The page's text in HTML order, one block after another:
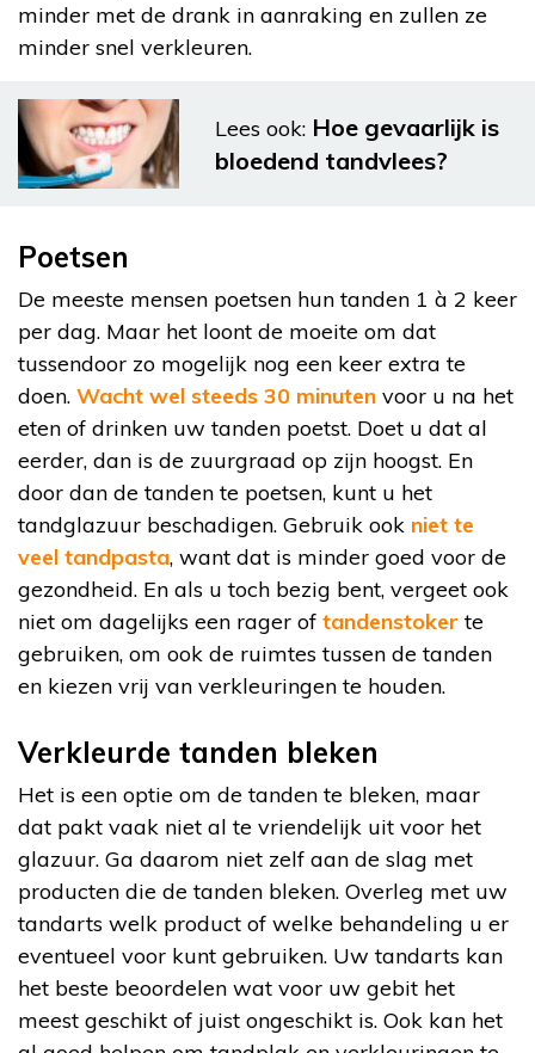
minder met de drank in aanraking en zullen ze
minder snel verkleuren.
Lees ook: Hoe gevaarlijk is
bloedend tandvlees?
Poetsen
De meeste mensen poetsen hun tanden 1 à 2 keer
per dag. Maar het loont de moeite om dat
tussendoor zo mogelijk nog een keer extra te
doen. Wacht wel steeds 30 minuten voor u na het
eten of drinken uw tanden poetst. Doet u dat al
eerder, dan is de zuurgraad op zijn hoogst. En
door dan de tanden te poetsen, kunt u het
tandglazuur beschadigen. Gebruik ook niet te
veel tandpasta, want dat is minder goed voor de
gezondheid. En als u toch bezig bent, vergeet ook
niet om dagelijks een rager of tandenstoker te
gebruiken, om ook de ruimtes tussen de tanden
en kiezen vrij van verkleuringen te houden.
Verkleurde tanden bleken
Het is een optie om de tanden te bleken, maar
dat pakt vaak niet al te vriendelijk uit voor het
glazuur. Ga daarom niet zelf aan de slag met
producten die de tanden bleken. Overleg met uw
tandarts welk product of welke behandeling u er
eventueel voor kunt gebruiken. Uw tandarts kan
het beste beoordelen wat voor uw gebit het
meest geschikt of juist ongeschikt is. Ook kan het